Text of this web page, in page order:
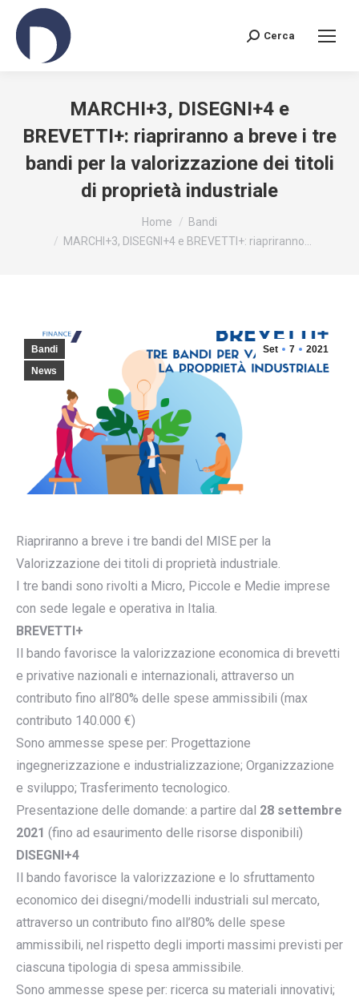
Search:
Cerca
MARCHI+3, DISEGNI+4 e
BREVETTI+: riapriranno a breve i tre
bandi per la valorizzazione dei titoli
di proprietà industriale
Home
Bandi
MARCHI+3, DISEGNI+4 e BREVETTI+: riapriranno…
Set 7 2021
Bandi
News
Riapriranno a breve i tre bandi del MISE per la
Valorizzazione dei titoli di proprietà industriale.
I tre bandi sono rivolti a Micro, Piccole e Medie imprese
con sede legale e operativa in Italia.
BREVETTI+
Il bando favorisce la valorizzazione economica di brevetti
e privative nazionali e internazionali, attraverso un
contributo fino all’80% delle spese ammissibili (max
contributo 140.000 €)
Sono ammesse spese per: Progettazione
ingegnerizzazione e industrializzazione; Organizzazione
e sviluppo; Trasferimento tecnologico.
Presentazione delle domande: a partire dal 28 settembre
2021 (fino ad esaurimento delle risorse disponibili)
DISEGNI+4
Il bando favorisce la valorizzazione e lo sfruttamento
economico dei disegni/modelli industriali sul mercato,
attraverso un contributo fino all’80% delle spese
ammissibili, nel rispetto degli importi massimi previsti per
ciascuna tipologia di spesa ammissibile.
Sono ammesse spese per: ricerca su materiali innovativi;